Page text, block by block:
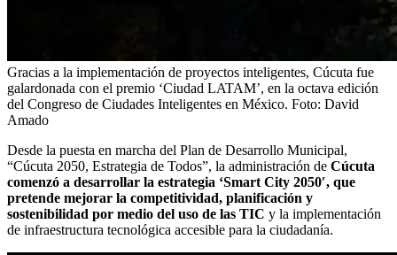
Gracias a la implementación de proyectos inteligentes, Cúcuta fue
galardonada con el premio ‘Ciudad LATAM’, en la octava edición
del Congreso de Ciudades Inteligentes en México. Foto: David
Amado
Desde la puesta en marcha del Plan de Desarrollo Municipal,
“Cúcuta 2050, Estrategia de Todos”, la administración de Cúcuta
comenzó a desarrollar la estrategia ‘Smart City 2050′, que
pretende mejorar la competitividad, planificación y
sostenibilidad por medio del uso de las TIC y la implementación
de infraestructura tecnológica accesible para la ciudadanía.